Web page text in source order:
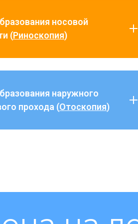
носовой
(Риноскопия)
наружного
прохода (Отоскопия)
удаление (тракция
слуховой проход без